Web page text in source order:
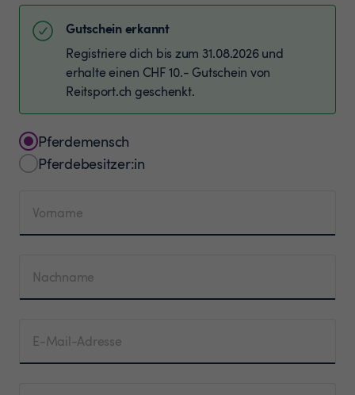
Gutschein erkannt
Registriere dich bis zum 31.08.2026 und
erhalte einen CHF 10.- Gutschein von
Reitsport.ch geschenkt.
Pferdemensch
Pferdebesitzer:in
Vorname
Nachname
E-Mail-Adresse